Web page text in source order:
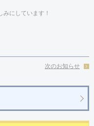
にしています！
次のお知らせ